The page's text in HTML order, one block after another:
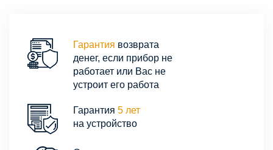
Гарантия возврата
денег, если прибор не
работает или Вас не
устроит его работа
Гарантия 5 лет
на устройство